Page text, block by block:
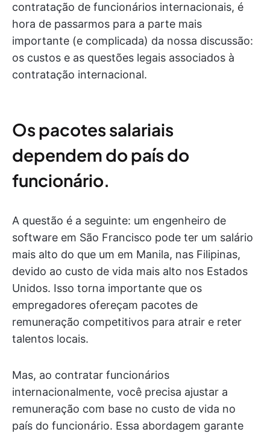
contratação de funcionários internacionais, é
hora de passarmos para a parte mais
importante (e complicada) da nossa discussão:
os custos e as questões legais associados à
contratação internacional.
Os pacotes salariais
dependem do país do
funcionário.
A questão é a seguinte: um engenheiro de
software em São Francisco pode ter um salário
mais alto do que um em Manila, nas Filipinas,
devido ao custo de vida mais alto nos Estados
Unidos. Isso torna importante que os
empregadores ofereçam pacotes de
remuneração competitivos para atrair e reter
talentos locais.
Mas, ao contratar funcionários
internacionalmente, você precisa ajustar a
remuneração com base no custo de vida no
país do funcionário. Essa abordagem garante